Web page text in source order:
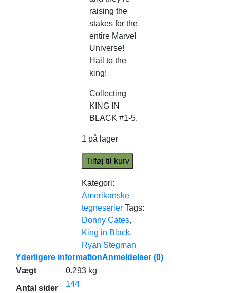
raising the
stakes for the
entire Marvel
Universe!
Hail to the
king!
Collecting
KING IN
BLACK #1-5.
1 på lager
Tilføj til kurv
Kategori:
Amerikanske
tegneserier Tags:
Donny Cates,
King in Black,
Ryan Stegman
Yderligere informationAnmeldelser (0)
Vægt
0.293 kg
Antal sider
144